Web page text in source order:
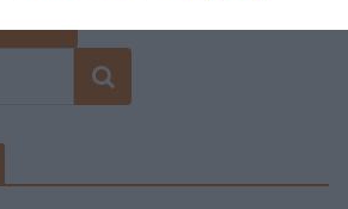
Rechercher